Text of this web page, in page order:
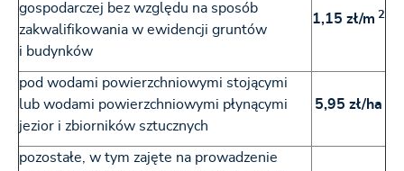
gospodarczej bez względu na sposób
zakwalifikowania w ewidencji gruntów
i budynków
1,15 zł/m 2
pod wodami powierzchniowymi stojącymi
lub wodami powierzchniowymi płynącymi
jezior i zbiorników sztucznych
5,95 zł/ha
pozostałe, w tym zajęte na prowadzenie